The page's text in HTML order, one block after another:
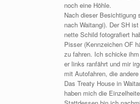
noch eine Höhle.
Nach dieser Besichtigung
nach Waitangi). Der SH
nette Schild fotografiert
Pisser (Kennzeichen OF
zu fahren. Ich schicke
er links ranfährt und mir
mit Autofahren, die
Das Treaty House in
haben mich die